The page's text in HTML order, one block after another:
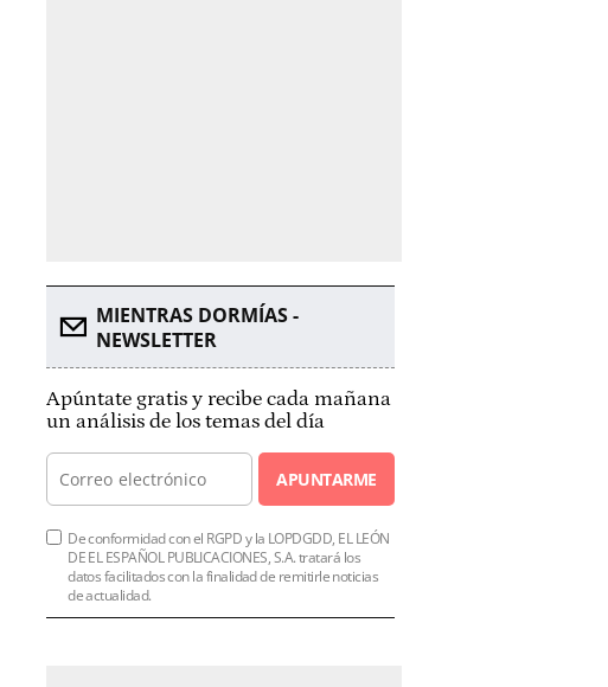
MIENTRAS DORMÍAS -
NEWSLETTER
Apúntate gratis y recibe cada mañana
un análisis de los temas del día
APUNTARME
De conformidad con el RGPD y la LOPDGDD, EL LEÓN
DE EL ESPAÑOL PUBLICACIONES, S.A. tratará los
datos facilitados con la finalidad de remitirle noticias
de actualidad.